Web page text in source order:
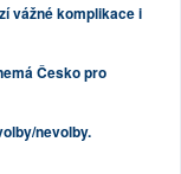
vážné komplikace i
Česko pro
nevolby.